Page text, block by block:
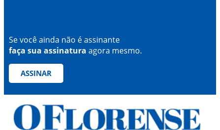
Se você ainda não é assinante
faça sua assinatura agora mesmo.
ASSINAR